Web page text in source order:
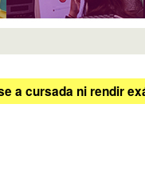
a cursada ni rendir